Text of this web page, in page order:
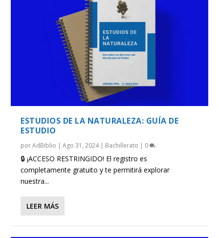
ESTUDIOS DE LA NATURALEZA: GUÍA DE
ESTUDIO
porAdBiblio |Ago 31, 2024| Bachillerato | 0
🔒 ¡ACCESO RESTRINGIDO! El registro es
completamente gratuito y te permitirá explorar
nuestra...
LEER MÁS